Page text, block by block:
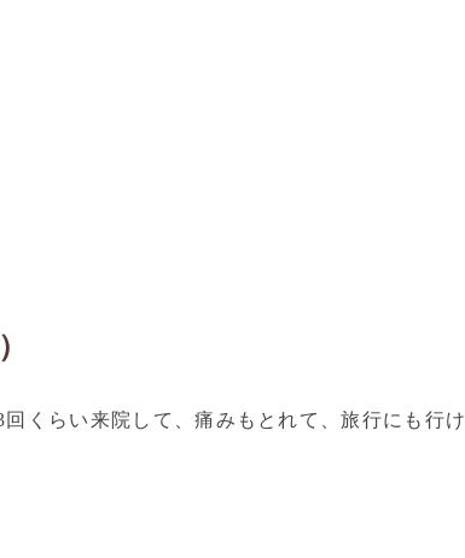
くらい来院して、痛みもとれて、旅行にも行け